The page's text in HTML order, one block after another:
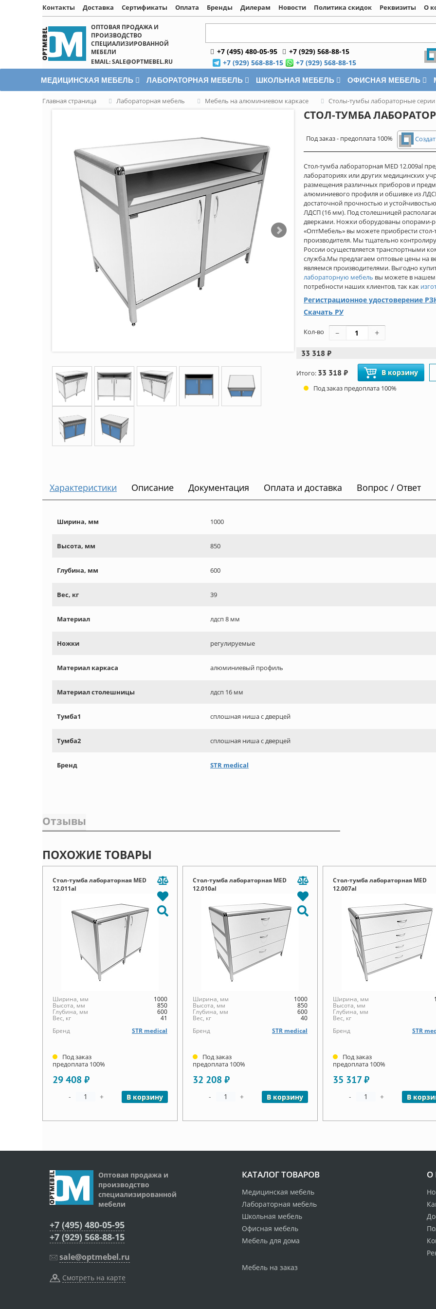
Контакты Доставка Сертификаты Оплата Бренды Дилерам Новости Политика скидок Реквизиты
О
Написать онлайнОПТОВАЯ ПРОДАЖА И
ПРОИЗВОДСТВО
СПЕЦИАЛИЗИРОВАННОЙ
МЕБЕЛИ
EMAIL: SALE@OPTMEBEL.RU
+7 (495) 480-05-95
+7 (929) 568-88-15
+7 (929) 568-88-15
+7 (929) 568-88-15
МЕДИЦИНСКАЯ МЕБЕЛЬ ЛАБОРАТОРНАЯ МЕБЕЛЬ ШКОЛЬНАЯ МЕБЕЛЬ ОФИСНАЯ МЕБЕЛЬ
Главная страница Лабораторная мебель Мебель на алюминиевом каркасе Столы-тумбы лабораторные серии
СТОЛ-ТУМБА
Под заказ - предоплата 100%
Стол-тумба лабораторная MED 12.009al
лабораториях или других медицинских
размещения различных приборов и
алюминиевого профиля и обшивке из
достаточной прочностью и
ЛДСП (16 мм). Под столешницей
дверками. Ножки оборудованы опорами-
«ОптМебель» вы можете приобрести
производителя. Мы тщательно
России осуществляется транспортными
служба.Мы предлагаем оптовые цены на
являемся производителями. Выгодно
лабораторную мебель вы можете в
потребности наших клиентов, так как
Регистрационное удостоверение
Скачать РУ
Кол-во
33 318 ₽
Итого: 33 318 ₽ В корзину
Под заказ предоплата 100%
Характеристики Описание Документация Оплата и доставка Вопрос / Ответ
Ширина, мм 1000
Высота, мм 850
Глубина, мм 600
Вес, кг 39
Материал лдсп 8 мм
Ножки регулируемые
Материал каркаса алюминиевый профиль
Материал столешницы лдсп 16 мм
Тумба1 сплошная ниша с дверцей
Тумба2 сплошная ниша с дверцей
Бренд STR medical
Отзывы
ПОХОЖИЕ ТОВАРЫ
Стол-тумба лабораторная MED
12.011al
Ширина, мм 1000
Высота, мм 850
Глубина, мм 600
Вес, кг
41
Бренд
STR medical
Под заказ
предоплата 100%
29 408 ₽
- + В корзину
Стол-тумба лабораторная MED
12.010al
Ширина, мм 1000
Высота, мм 850
Глубина, мм 600
Вес, кг
40
Бренд
STR medical
Под заказ
предоплата 100%
32 208 ₽
- + В корзину
Стол-тумба лабораторная MED
12.007al
Ширина, мм
Высота, мм
Глубина, мм
Вес, кг
Бренд
STR
Под заказ
предоплата 100%
35 317 ₽
- + В
Оптовая продажа и
производство
специализированной
мебели
+7 (495) 480-05-95
+7 (929) 568-88-15
sale@optmebel.ru
Смотреть на карте
КАТАЛОГ ТОВАРОВ
Медицинская мебель
Лабораторная мебель
Школьная мебель
Офисная мебель
Мебель для дома
Мебель на заказ
О